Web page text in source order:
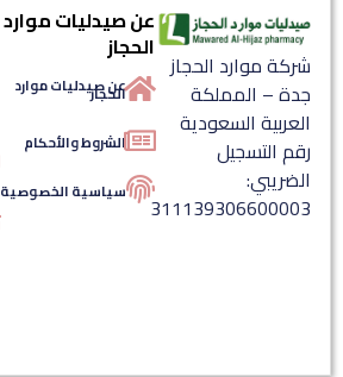
شركة موارد الحجاز
جدة – المملكة
العربية السعودية
رقم التسجيل
الضريبي:
311139306600003
عن صيدليات موارد
الحجاز
عن صيدليات موارد
الحجاز
الشروط والأحكام
سياسية الخصوصية